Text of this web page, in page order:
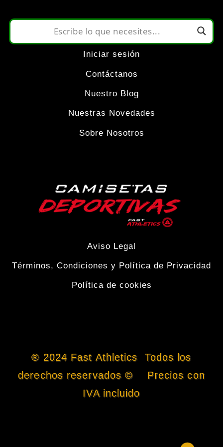
pueden
elegir
en
la
página
Iniciar sesión
Contáctanos
Nuestro Blog
Nuestras Novedades
Sobre Nosotros
Aviso Legal
Términos, Condiciones y Política de Privacidad
Política de cookies
® 2024 Fast Athletics Todos los
derechos reservados © Precios con
IVA incluido